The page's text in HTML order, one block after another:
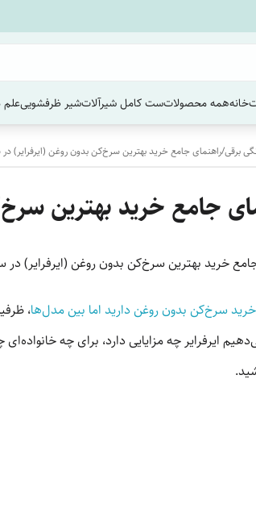
خانههمه محصولاتست کامل شیرآلاتشیر ظرفشویی
برقی/راهنمای جامع خرید بهترین سرخ‌کن بدون روغن (ایرفرایر)
جامع خرید بهترین
خرید بهترین سرخ‌کن بدون روغن (ایرفرایر) در
خرید سرخ‌کن بدون روغن دارید اما بین مدل‌ها،
ایرفرایر چه مزایایی دارد، برای چه